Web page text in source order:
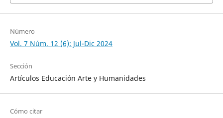
Número
Vol. 7 Núm. 12 (6): Jul-Dic 2024
Sección
Artículos Educación Arte y Humanidades
Cómo citar